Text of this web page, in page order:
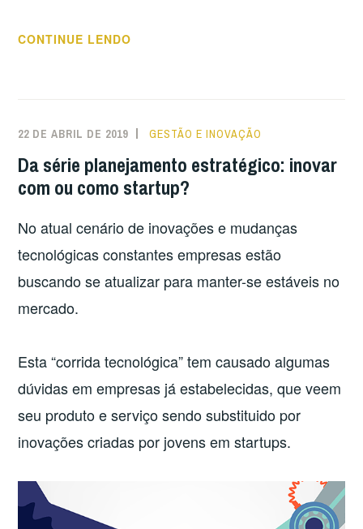
CONTINUE LENDO
AGRONEGÓCIOS”
22 DE ABRIL DE 2019 GESTÃO E INOVAÇÃO
Da série planejamento estratégico: inovar
com ou como startup?
No atual cenário de inovações e mudanças
tecnológicas constantes empresas estão
buscando se atualizar para manter-se estáveis no
mercado.
Esta “corrida tecnológica” tem causado algumas
dúvidas em empresas já estabelecidas, que veem
seu produto e serviço sendo substituido por
inovações criadas por jovens em startups.